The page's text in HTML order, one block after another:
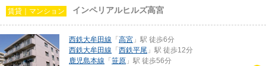
賃貸｜マンション インペリアルヒルズ高宮
西鉄大牟田線 「 高宮 」駅 徒歩6分
西鉄大牟田線 「 西鉄平尾 」駅 徒歩12分
鹿児島本線 「 笹原 」駅 徒歩56分